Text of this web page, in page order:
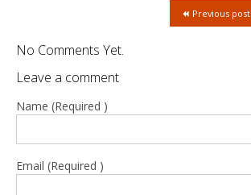
Previous post
No Comments Yet.
Leave a comment
Name (Required )
Email (Required )